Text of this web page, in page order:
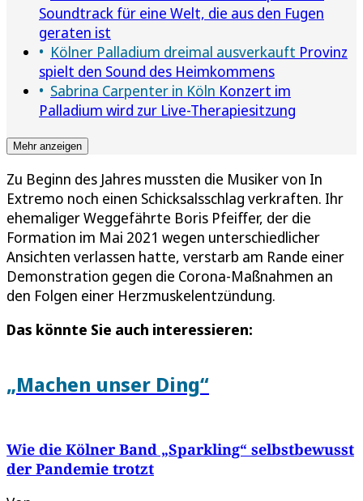
Soundtrack für eine Welt, die aus den Fugen
geraten ist
Kölner Palladium dreimal ausverkauft Provinz
spielt den Sound des Heimkommens
Sabrina Carpenter in Köln Konzert im
Palladium wird zur Live-Therapiesitzung
Mehr anzeigen
Zu Beginn des Jahres mussten die Musiker von In
Extremo noch einen Schicksalsschlag verkraften. Ihr
ehemaliger Weggefährte Boris Pfeiffer, der die
Formation im Mai 2021 wegen unterschiedlicher
Ansichten verlassen hatte, verstarb am Rande einer
Demonstration gegen die Corona-Maßnahmen an
den Folgen einer Herzmuskelentzündung.
Das könnte Sie auch interessieren:
„Machen unser Ding“
Wie die Kölner Band „Sparkling“ selbstbewusst
der Pandemie trotzt